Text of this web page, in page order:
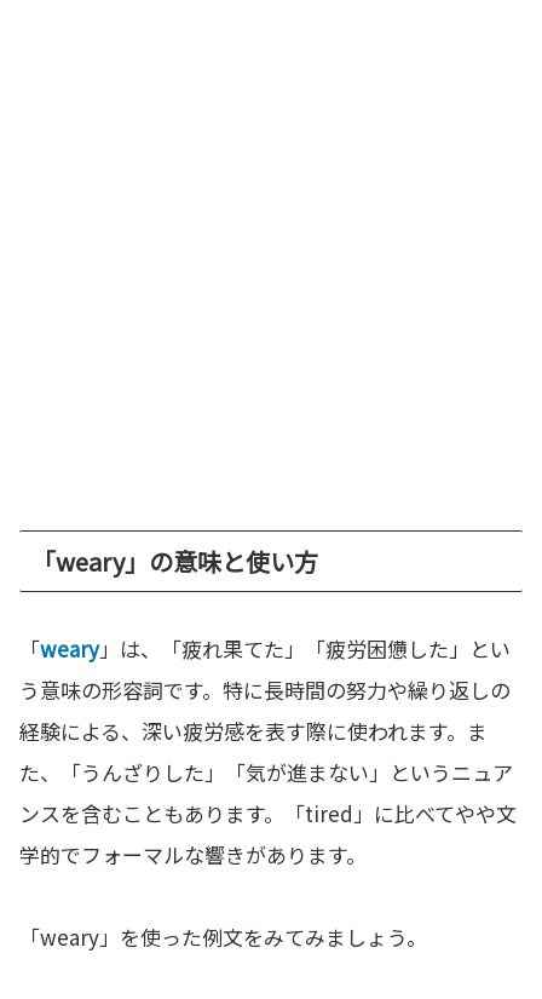
「weary」の意味と使い方
「weary」は、「疲れ果てた」「疲労困憊した」とい
う意味の形容詞です。特に長時間の努力や繰り返しの
経験による、深い疲労感を表す際に使われます。ま
た、「うんざりした」「気が進まない」というニュア
ンスを含むこともあります。「tired」に比べてやや文
学的でフォーマルな響きがあります。
「weary」を使った例文をみてみましょう。